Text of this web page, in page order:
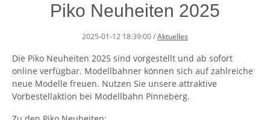
Piko Neuheiten 2025
2025-01-12 18:39:00/Aktuelles
Die Piko Neuheiten 2025 sind vorgestellt und ab sofort
online verfügbar. Modellbahner können sich auf zahlreiche
neue Modelle freuen. Nutzen Sie unsere attraktive
Vorbestellaktion bei Modellbahn Pinneberg.